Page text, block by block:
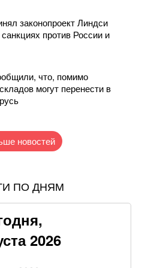
законопроект Линдси
против России и
что, помимо
могут перенести в
новостей
окажут новую денежную
сложнее: для украинцев
ПО ДНЯМ
2026